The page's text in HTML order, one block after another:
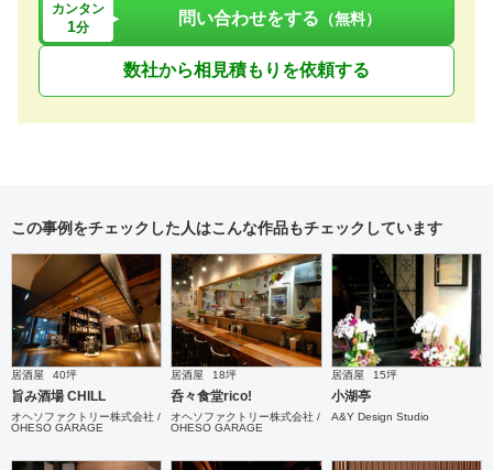
カンタン
1分 問い合わせをする （無料）
数社から相見積もりを依頼する
この事例をチェックした人はこんな作品もチェックしています
居酒屋 40坪
旨み酒場 CHILL
オヘソファクトリー株式会社 /
OHESO GARAGE
居酒屋 18坪
呑々食堂rico!
オヘソファクトリー株式会社 /
OHESO GARAGE
居酒屋 15坪
小湖亭
A&Y Design Studio